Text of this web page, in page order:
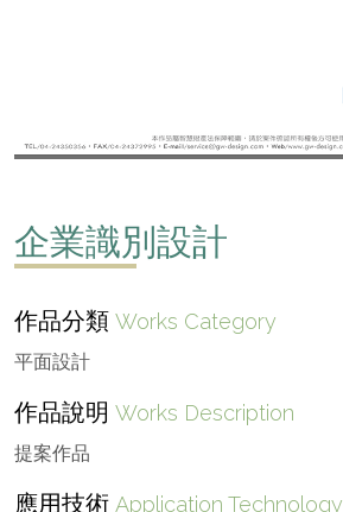
企業識別設計
作品分類 Works Category
平面設計
作品說明 Works Description
提案作品
應用技術 Application Technology